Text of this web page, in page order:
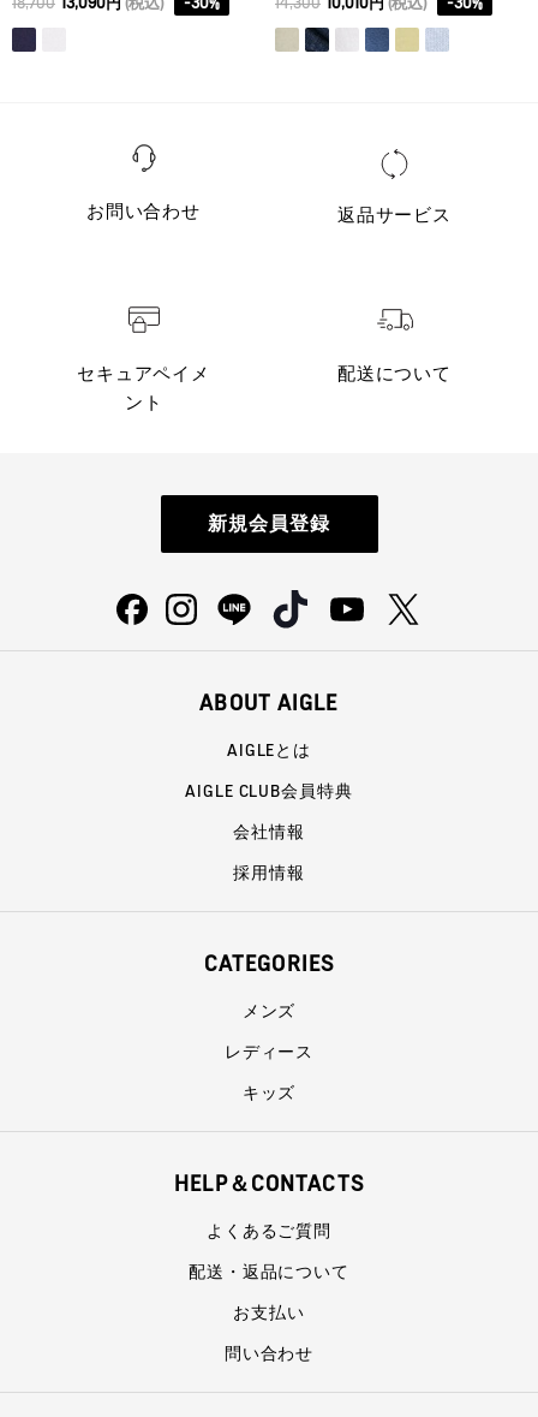
お問い合わせ 返品サービス
セキュアペイメ
ント
配送について
新規会員登録
ABOUT AIGLE
AIGLEとは
AIGLE CLUB会員特典
会社情報
採用情報
CATEGORIES
メンズ
レディース
キッズ
HELP＆CONTACTS
よくあるご質問
配送・返品について
お支払い
問い合わせ